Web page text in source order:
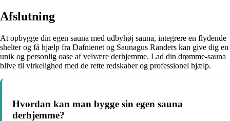
Afslutning
At opbygge din egen sauna med udbyhøj sauna, integrere en flydende
shelter og få hjælp fra Dafnienet og Saunagus Randers kan give dig en
unik og personlig oase af velvære derhjemme. Lad din drømme-sauna
blive til virkelighed med de rette redskaber og professionel hjælp.
Hvordan kan man bygge sin egen sauna
derhjemme?